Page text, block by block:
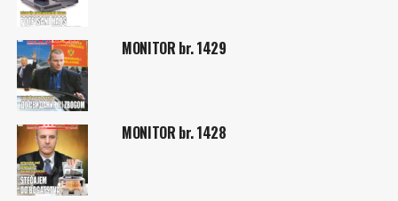
MONITOR br. 1429
MONITOR br. 1428